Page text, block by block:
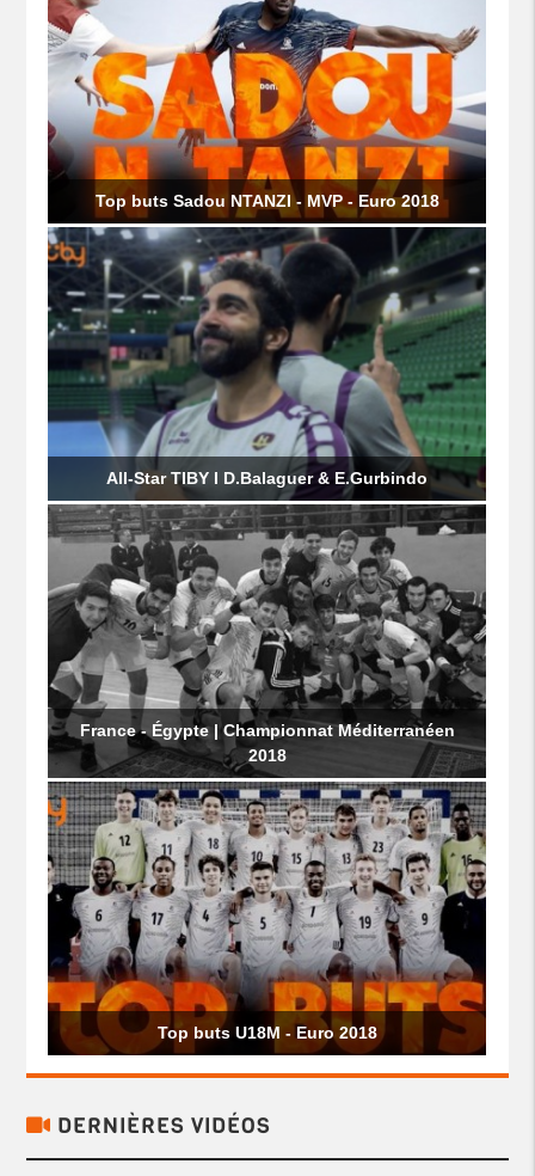
All-Star TIBY I D.Balaguer & E.Gurbindo
Top buts Sadou NTANZI - MVP - Euro 2018
Top buts U18M - Euro 2018
France - Égypte | Championnat Méditerranéen
2018
DERNIÈRES VIDÉOS